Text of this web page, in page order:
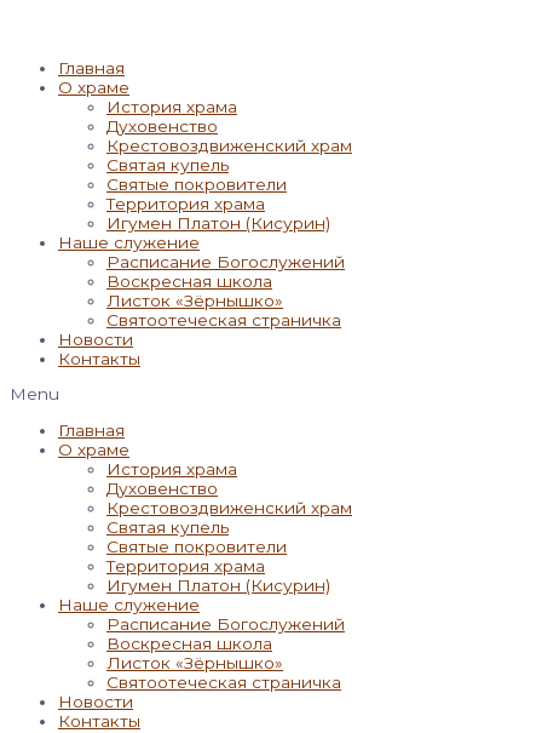
Главная
О храме
История храма
Духовенство
Крестовоздвиженский храм
Святая купель
Святые покровители
Территория храма
Игумен Платон (Кисурин)
Наше служение
Расписание Богослужений
Воскресная школа
Листок «Зёрнышко»
Святоотеческая страничка
Новости
Контакты
Menu
Главная
О храме
История храма
Духовенство
Крестовоздвиженский храм
Святая купель
Святые покровители
Территория храма
Игумен Платон (Кисурин)
Наше служение
Расписание Богослужений
Воскресная школа
Листок «Зёрнышко»
Святоотеческая страничка
Новости
Контакты